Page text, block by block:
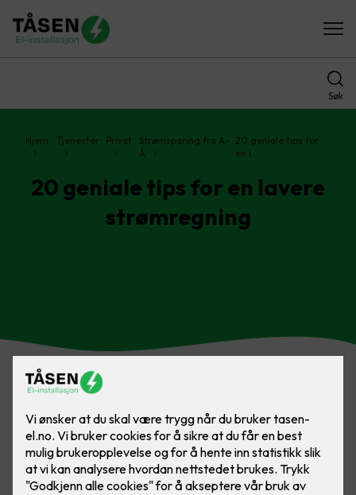
Søk
Hjem Tjenester Privat
Strømsparing fra A-
Å
20 geniale tips for
en l…
20 geniale tips for en lavere
strømregning